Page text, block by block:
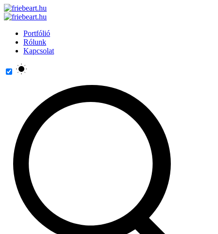
Portfólió
Rólunk
Kapcsolat